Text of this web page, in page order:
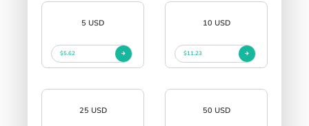
5 USD
$5.62
10 USD
$11.23
25 USD 50 USD